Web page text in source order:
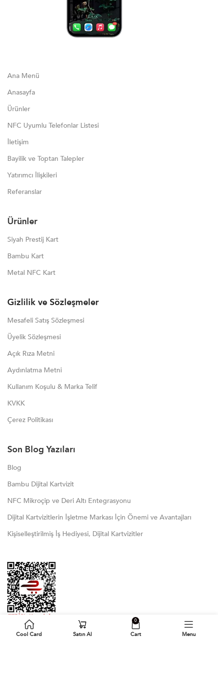
Ana Menü
Anasayfa
Ürünler
NFC Uyumlu Telefonlar Listesi
İletişim
Bayilik ve Toptan Talepler
Yatırımcı İlişkileri
Referanslar
Ürünler
Siyah Prestij Kart
Bambu Kart
Metal NFC Kart
Gizlilik ve Sözleşmeler
Mesafeli Satış Sözleşmesi
Üyelik Sözleşmesi
Açık Rıza Metni
Aydınlatma Metni
Kullanım Koşulu & Marka Telif
KVKK
Çerez Politikası
Son Blog Yazıları
Blog
Bambu Dijital Kartvizit
NFC Mikroçip ve Deri Altı Entegrasyonu
Dijital Kartvizitlerin İşletme Markası İçin Önemi ve Avantajları
Kişiselleştirilmiş İş Hediyesi, Dijital Kartvizitler
Cool Card Satın Al
0
Cart Menu